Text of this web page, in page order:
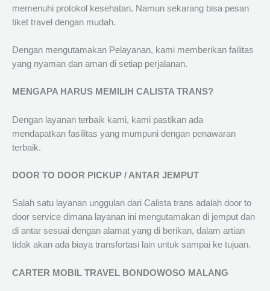
memenuhi protokol kesehatan. Namun sekarang bisa pesan
tiket travel dengan mudah.
Dengan mengutamakan Pelayanan, kami memberikan failitas
yang nyaman dan aman di setiap perjalanan.
MENGAPA HARUS MEMILIH CALISTA TRANS?
Dengan layanan terbaik kami, kami pastikan ada
mendapatkan fasilitas yang mumpuni dengan penawaran
terbaik.
DOOR TO DOOR PICKUP / ANTAR JEMPUT
Salah satu layanan unggulan dari Calista trans adalah door to
door service dimana layanan ini mengutamakan di jemput dan
di antar sesuai dengan alamat yang di berikan, dalam artian
tidak akan ada biaya transfortasi lain untuk sampai ke tujuan.
CARTER MOBIL TRAVEL BONDOWOSO MALANG